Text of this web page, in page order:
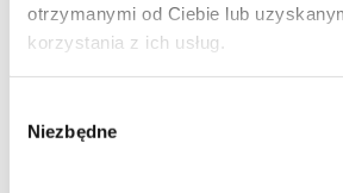
otrzymanymi od Ciebie lub
korzystania z ich usług.
zgody
Niezbędne
AI W MARKETINGU
AI w marketingu branży